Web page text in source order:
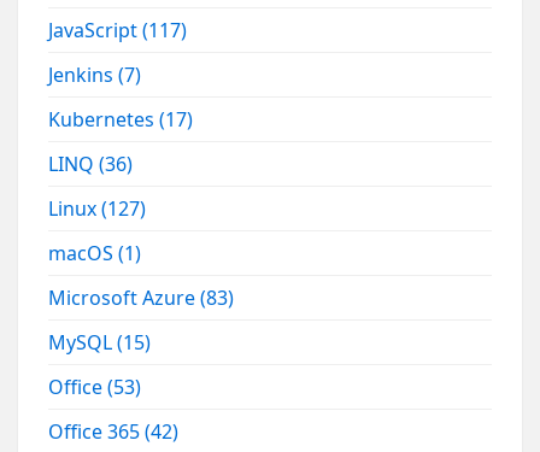
JavaScript(117)
Jenkins(7)
Kubernetes(17)
LINQ(36)
Linux(127)
macOS(1)
Microsoft Azure(83)
MySQL(15)
Office(53)
Office 365(42)